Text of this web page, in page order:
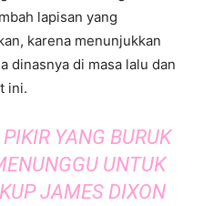
lapisan yang
karena menunjukkan
dinasnya di masa lalu dan
ini.
YANG BURUK
UNTUK
JAMES DIXON